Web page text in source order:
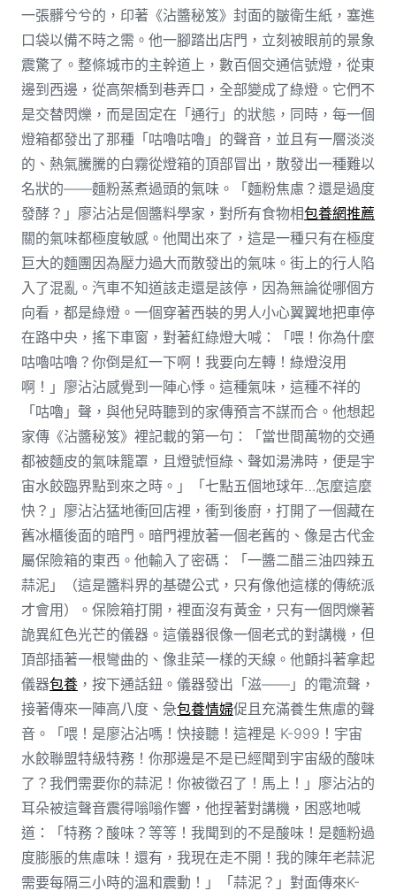
一張髒兮兮的，印著《沾醬秘笈》封面的皺衛生紙，塞進
口袋以備不時之需。他一腳踏出店門，立刻被眼前的景象
震驚了。整條城市的主幹道上，數百個交通信號燈，從東
邊到西邊，從高架橋到巷弄口，全部變成了綠燈。它們不
是交替閃爍，而是固定在「通行」的狀態，同時，每一個
燈箱都發出了那種「咕嚕咕嚕」的聲音，並且有一層淡淡
的、熱氣騰騰的白霧從燈箱的頂部冒出，散發出一種難以
名狀的——麵粉蒸煮過頭的氣味。「麵粉焦慮？還是過度
發酵？」廖沾沾是個醬料學家，對所有食物相包養網推薦
關的氣味都極度敏感。他聞出來了，這是一種只有在極度
巨大的麵團因為壓力過大而散發出的氣味。街上的行人陷
入了混亂。汽車不知道該走還是該停，因為無論從哪個方
向看，都是綠燈。一個穿著西裝的男人小心翼翼地把車停
在路中央，搖下車窗，對著紅綠燈大喊：「喂！你為什麼
咕嚕咕嚕？你倒是紅一下啊！我要向左轉！綠燈沒用
啊！」廖沾沾感覺到一陣心悸。這種氣味，這種不祥的
「咕嚕」聲，與他兒時聽到的家傳預言不謀而合。他想起
家傳《沾醬秘笈》裡記載的第一句：「當世間萬物的交通
都被麵皮的氣味籠罩，且燈號恒綠、聲如湯沸時，便是宇
宙水餃臨界點到來之時。」「七點五個地球年…怎麼這麼
快？」廖沾沾猛地衝回店裡，衝到後廚，打開了一個藏在
舊冰櫃後面的暗門。暗門裡放著一個老舊的、像是古代金
屬保險箱的東西。他輸入了密碼：「一醬二醋三油四辣五
蒜泥」（這是醬料界的基礎公式，只有像他這樣的傳統派
才會用）。保險箱打開，裡面沒有黃金，只有一個閃爍著
詭異紅色光芒的儀器。這儀器很像一個老式的對講機，但
頂部插著一根彎曲的、像韭菜一樣的天線。他顫抖著拿起
儀器包養，按下通話鈕。儀器發出「滋——」的電流聲，
接著傳來一陣高八度、急包養情婦促且充滿養生焦慮的聲
音。「喂！是廖沾沾嗎！快接聽！這裡是 K-999！宇宙
水餃聯盟特級特務！你那邊是不是已經聞到宇宙級的酸味
了？我們需要你的蒜泥！你被徵召了！馬上！」廖沾沾的
耳朵被這聲音震得嗡嗡作響，他捏著對講機，困惑地喊
道：「特務？酸味？等等！我聞到的不是酸味！是麵粉過
度膨脹的焦慮味！還有，我現在走不開！我的陳年老蒜泥
需要每隔三小時的溫和震動！」「蒜泥？」對面傳來K-